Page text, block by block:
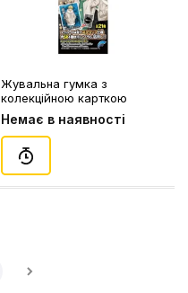
Жувальна гумка з
колекційною карткою
Kodansha: Tokyo Revengers
(Vol. 3), (210469)
Немає в наявності